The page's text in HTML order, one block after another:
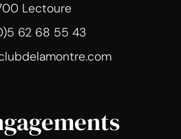
Lectoure
62 68 55 43